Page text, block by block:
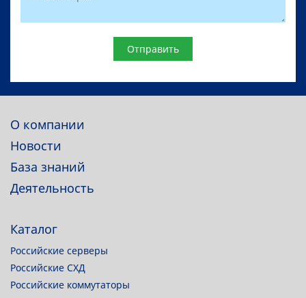
О компании
Новости
База знаний
Деятельность
Каталог
Российские серверы
Российские СХД
Российские коммутаторы